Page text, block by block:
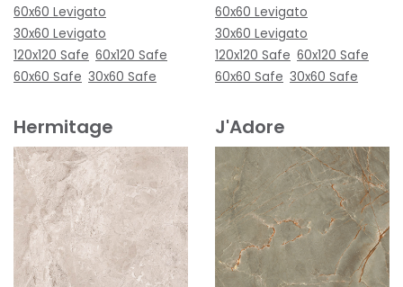
60x60 Levigato
30x60 Levigato
120x120 Safe 60x120 Safe
60x60 Safe 30x60 Safe
60x60 Levigato
30x60 Levigato
120x120 Safe 60x120 Safe
60x60 Safe 30x60 Safe
Hermitage J'Adore